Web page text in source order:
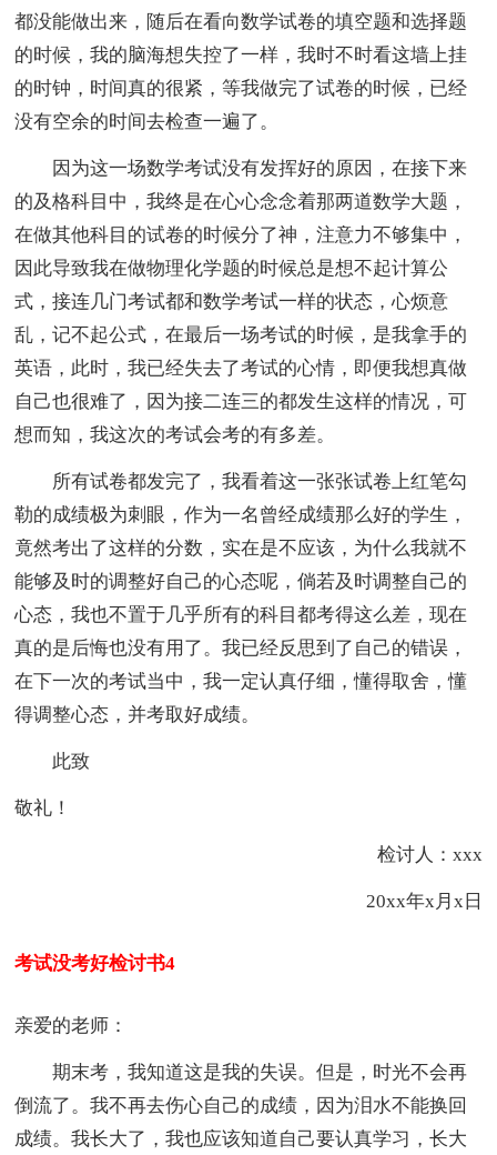
都没能做出来，随后在看向数学试卷的填空题和选择题
的时候，我的脑海想失控了一样，我时不时看这墙上挂
的时钟，时间真的很紧，等我做完了试卷的时候，已经
没有空余的时间去检查一遍了。
因为这一场数学考试没有发挥好的原因，在接下来
的及格科目中，我终是在心心念念着那两道数学大题，
在做其他科目的试卷的时候分了神，注意力不够集中，
因此导致我在做物理化学题的时候总是想不起计算公
式，接连几门考试都和数学考试一样的状态，心烦意
乱，记不起公式，在最后一场考试的时候，是我拿手的
英语，此时，我已经失去了考试的心情，即便我想真做
自己也很难了，因为接二连三的都发生这样的情况，可
想而知，我这次的考试会考的有多差。
所有试卷都发完了，我看着这一张张试卷上红笔勾
勒的成绩极为刺眼，作为一名曾经成绩那么好的学生，
竟然考出了这样的分数，实在是不应该，为什么我就不
能够及时的调整好自己的心态呢，倘若及时调整自己的
心态，我也不置于几乎所有的科目都考得这么差，现在
真的是后悔也没有用了。我已经反思到了自己的错误，
在下一次的考试当中，我一定认真仔细，懂得取舍，懂
得调整心态，并考取好成绩。
此致
敬礼！
检讨人：xxx
20xx年x月x日
考试没考好检讨书4
亲爱的老师：
期末考，我知道这是我的失误。但是，时光不会再
倒流了。我不再去伤心自己的成绩，因为泪水不能换回
成绩。我长大了，我也应该知道自己要认真学习，长大